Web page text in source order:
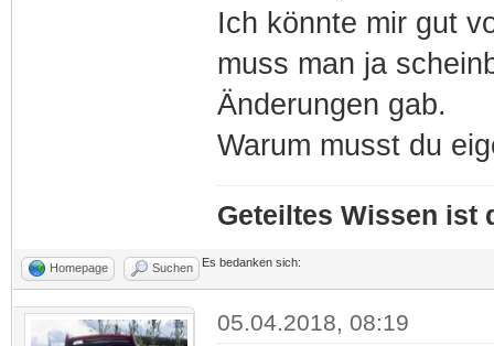
Ich könnte mir gut
muss man ja
Änderungen gab.
Warum musst du
Geteiltes Wissen ist
Homepage Suchen Es bedanken sich:
05.04.2018, 08:19